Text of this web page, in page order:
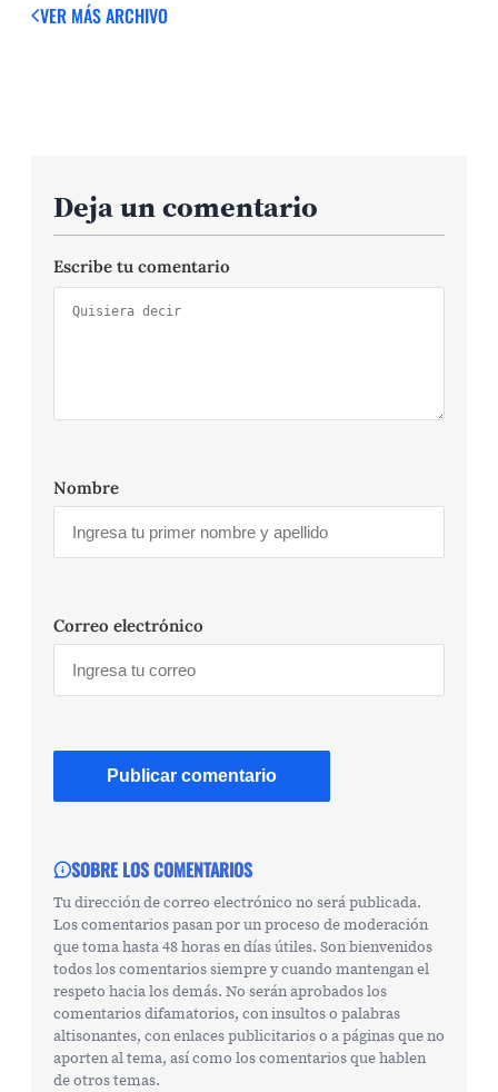
VER MÁSARCHIVO
Deja un comentario
Escribe tu comentario
Nombre
Correo electrónico
SOBRE LOS COMENTARIOS
Tu dirección de correo electrónico no será publicada.
Los comentarios pasan por un proceso de moderación
que toma hasta 48 horas en días útiles. Son bienvenidos
todos los comentarios siempre y cuando mantengan el
respeto hacia los demás. No serán aprobados los
comentarios difamatorios, con insultos o palabras
altisonantes, con enlaces publicitarios o a páginas que no
aporten al tema, así como los comentarios que hablen
de otros temas.